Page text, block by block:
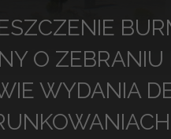
O
WYDANIA